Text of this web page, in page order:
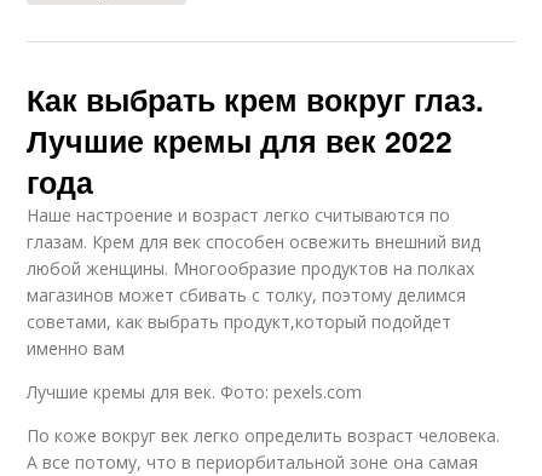
Как выбрать крем вокруг глаз.
Лучшие кремы для век 2022
года
Наше настроение и возраст легко считываются по
глазам. Крем для век способен освежить внешний вид
любой женщины. Многообразие продуктов на полках
магазинов может сбивать с толку, поэтому делимся
советами, как выбрать продукт,который подойдет
именно вам
Лучшие кремы для век. Фото: pexels.com
По коже вокруг век легко определить возраст человека.
А все потому, что в периорбитальной зоне она самая